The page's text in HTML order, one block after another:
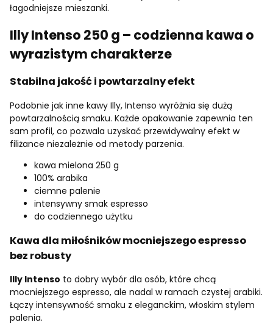
łagodniejsze mieszanki.
Illy Intenso 250 g – codzienna kawa o
wyrazistym charakterze
Stabilna jakość i powtarzalny efekt
Podobnie jak inne kawy Illy, Intenso wyróżnia się dużą
powtarzalnością smaku. Każde opakowanie zapewnia ten
sam profil, co pozwala uzyskać przewidywalny efekt w
filiżance niezależnie od metody parzenia.
kawa mielona 250 g
100% arabika
ciemne palenie
intensywny smak espresso
do codziennego użytku
Kawa dla miłośników mocniejszego espresso
bez robusty
Illy Intenso to dobry wybór dla osób, które chcą
mocniejszego espresso, ale nadal w ramach czystej arabiki.
Łączy intensywność smaku z eleganckim, włoskim stylem
palenia.